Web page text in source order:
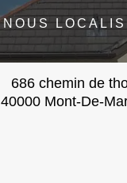
NOUS
686 chemin de
40000 Mont-De-